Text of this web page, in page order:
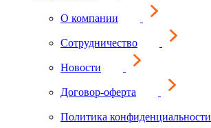
О компании
Сотрудничество
Новости
Договор-оферта
Политика конфиденциальности